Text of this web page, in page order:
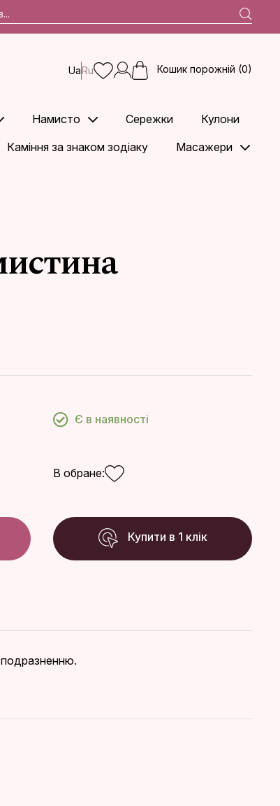
UaRu Кошик порожній (0)
Намисто Сережки
Кулони
Каміння за знаком зодіаку
Масажери
Є в наявності
В обране:
Купити в 1 клік
подразненню.